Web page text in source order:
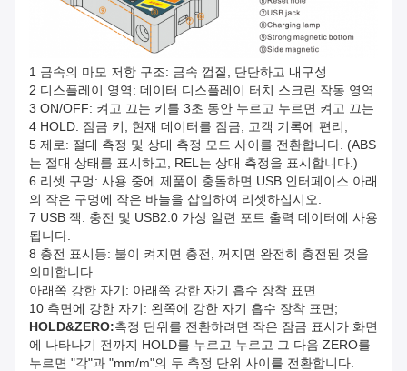
1 금속의 마모 저항 구조: 금속 껍질, 단단하고 내구성
2 디스플레이 영역: 데이터 디스플레이 터치 스크린 작동 영역
3 ON/OFF: 켜고 끄는 키를 3초 동안 누르고 누르면 켜고 끄는
4 HOLD: 잠금 키, 현재 데이터를 잠금, 고객 기록에 편리;
5 제로: 절대 측정 및 상대 측정 모드 사이를 전환합니다. (ABS
는 절대 상태를 표시하고, REL는 상대 측정을 표시합니다.)
6 리셋 구멍: 사용 중에 제품이 충돌하면 USB 인터페이스 아래
의 작은 구멍에 작은 바늘을 삽입하여 리셋하십시오.
7 USB 잭: 충전 및 USB2.0 가상 일련 포트 출력 데이터에 사용
됩니다.
8 충전 표시등: 불이 켜지면 충전, 꺼지면 완전히 충전된 것을
의미합니다.
아래쪽 강한 자기: 아래쪽 강한 자기 흡수 장착 표면
10 측면에 강한 자기: 왼쪽에 강한 자기 흡수 장착 표면;
HOLD&ZERO:측정 단위를 전환하려면 작은 잠금 표시가 화면
에 나타나기 전까지 HOLD를 누르고 누르고 그 다음 ZERO를
누르면 "각"과 "mm/m"의 두 측정 단위 사이를 전환합니다.